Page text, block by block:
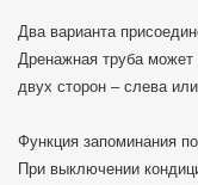
Два варианта
Дренажная труба может
двух сторон – слева
Функция запоминания
При выключении